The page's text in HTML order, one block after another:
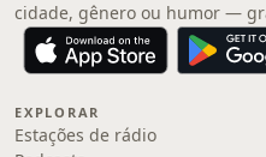
cidade, gênero ou humor —
EXPLORAR
Estações de rádio